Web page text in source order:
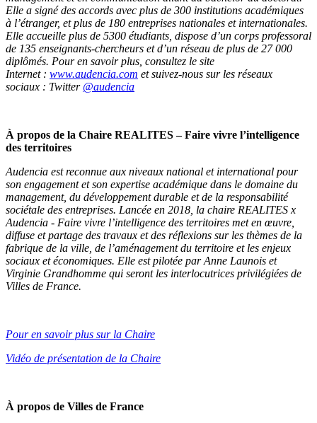
Elle a signé des accords avec plus de 300 institutions académiques
à l’étranger, et plus de 180 entreprises nationales et internationales.
Elle accueille plus de 5300 étudiants, dispose d’un corps professoral
de 135 enseignants-chercheurs et d’un réseau de plus de 27 000
diplômés. Pour en savoir plus, consultez le site
Internet : www.audencia.com et suivez-nous sur les réseaux
sociaux : Twitter @audencia
À propos de la Chaire REALITES – Faire vivre l’intelligence
des territoires
Audencia est reconnue aux niveaux national et international pour
son engagement et son expertise académique dans le domaine du
management, du développement durable et de la responsabilité
sociétale des entreprises. Lancée en 2018, la chaire REALITES x
Audencia - Faire vivre l’intelligence des territoires met en œuvre,
diffuse et partage des travaux et des réflexions sur les thèmes de la
fabrique de la ville, de l’aménagement du territoire et les enjeux
sociaux et économiques. Elle est pilotée par Anne Launois et
Virginie Grandhomme qui seront les interlocutrices privilégiées de
Villes de France.
Pour en savoir plus sur la Chaire
Vidéo de présentation de la Chaire
À propos de Villes de France